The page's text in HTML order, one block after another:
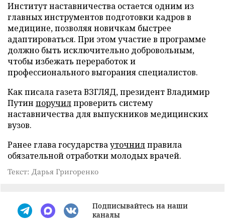
Институт наставничества остается одним из
главных инструментов подготовки кадров в
медицине, позволяя новичкам быстрее
адаптироваться. При этом участие в программе
должно быть исключительно добровольным,
чтобы избежать переработок и
профессионального выгорания специалистов.
Как писала газета ВЗГЛЯД, президент Владимир
Путин поручилпроверить систему
наставничества для выпускников медицинских
вузов.
Ранее глава государствауточнилправила
обязательной отработки молодых врачей.
Текст: Дарья Григоренко
Подписывайтесь на наши
каналы